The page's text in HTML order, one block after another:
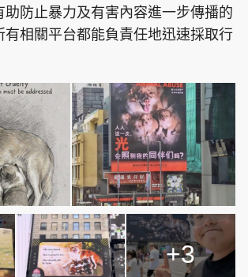
助防止暴力及有害內容進一步傳播的
有相關平台都能負責任地迅速採取行
+3